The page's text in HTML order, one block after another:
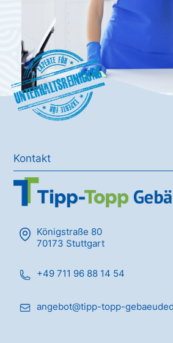
Unterhaltsreinigung
Kontakt
Königstraße 80
70173 Stuttgart
+49 711 96 88 14 54
angebot@tipp-topp-